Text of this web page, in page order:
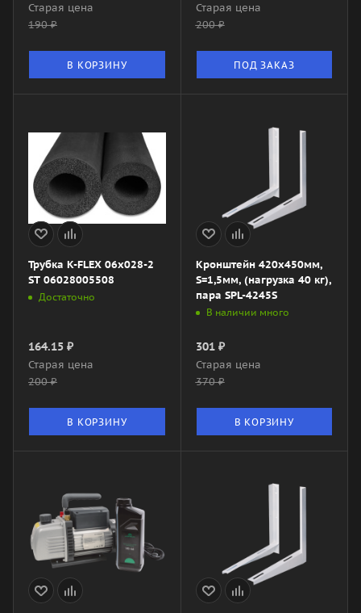
Старая цена
190₽
В КОРЗИНУ
Старая цена
200₽
ПОД ЗАКАЗ
Трубка K-FLEX 06x028-2
ST 06028005508
Достаточно
164.15 ₽
Старая цена
200₽
В КОРЗИНУ
Кронштейн 420x450мм,
S=1,5мм, (нагрузка 40 кг),
пара SPL-4245S
В наличии много
301₽
Старая цена
370₽
В КОРЗИНУ